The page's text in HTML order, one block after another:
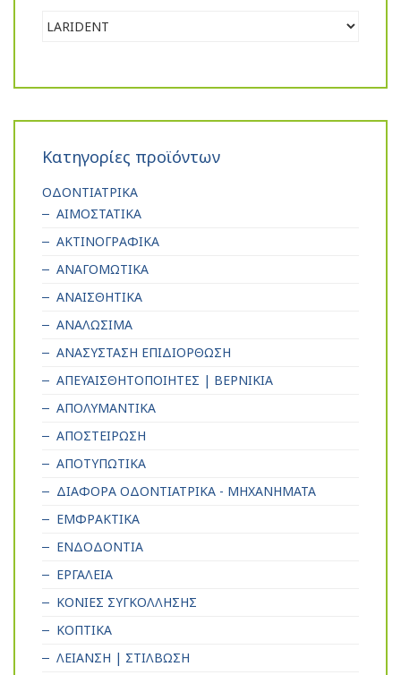
Κατηγορίες προϊόντων
ΟΔΟΝΤΙΑΤΡΙΚΑ
ΑΙΜΟΣΤΑΤΙΚΑ
ΑΚΤΙΝΟΓΡΑΦΙΚΑ
ΑΝΑΓΟΜΩΤΙΚΑ
ΑΝΑΙΣΘΗΤΙΚΑ
ΑΝΑΛΩΣΙΜΑ
ΑΝΑΣΥΣΤΑΣΗ ΕΠΙΔΙΟΡΘΩΣΗ
ΑΠΕΥΑΙΣΘΗΤΟΠΟΙΗΤΕΣ | ΒΕΡΝΙΚΙΑ
ΑΠΟΛΥΜΑΝΤΙΚΑ
ΑΠΟΣΤΕΙΡΩΣΗ
ΑΠΟΤΥΠΩΤΙΚΑ
ΔΙΑΦΟΡΑ ΟΔΟΝΤΙΑΤΡΙΚΑ - ΜΗΧΑΝΗΜΑΤΑ
ΕΜΦΡΑΚΤΙΚΑ
ΕΝΔΟΔΟΝΤΙΑ
ΕΡΓΑΛΕΙΑ
ΚΟΝΙΕΣ ΣΥΓΚΟΛΛΗΣΗΣ
ΚΟΠΤΙΚΑ
ΛΕΙΑΝΣΗ | ΣΤΙΛΒΩΣΗ